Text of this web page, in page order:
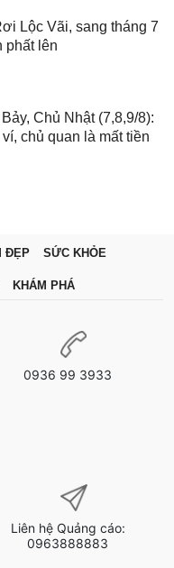
Lộc Vãi, sang tháng 7
phất lên
Chủ Nhật (7,8,9/8):
chủ quan là mất tiền
ĐẸP SỨC KHỎE
KHÁM PHÁ
0936 99 3933
Liên hệ Quảng cáo:
0963888883